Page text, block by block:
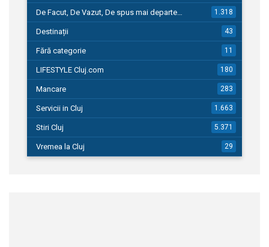
De Facut, De Vazut, De spus mai departe… 1.318
Destinații 43
Fără categorie 11
LIFESTYLE Cluj.com 180
Mancare 283
Servicii in Cluj 1.663
Stiri Cluj 5.371
Vremea la Cluj 29